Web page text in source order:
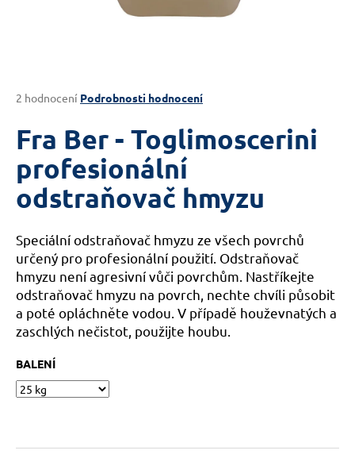
Průměrné
produktu
je
5
hvězdiček.
2 hodnocení Podrobnosti hodnocení
Fra Ber - Toglimoscerini
profesionální
odstraňovač hmyzu
Speciální odstraňovač hmyzu ze všech povrchů
určený pro profesionální použití. Odstraňovač
hmyzu není agresivní vůči povrchům. Nastříkejte
odstraňovač hmyzu na povrch, nechte chvíli působit
a poté opláchněte vodou. V případě houževnatých a
zaschlých nečistot, použijte houbu.
BALENÍ
HLEDAT
o
p
o
r
u
č
j
e
m